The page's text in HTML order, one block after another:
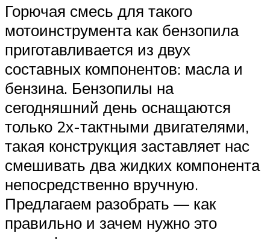
Горючая смесь для такого
мотоинструмента как бензопила
приготавливается из двух
составных компонентов: масла и
бензина. Бензопилы на
сегодняшний день оснащаются
только 2х-тактными двигателями,
такая конструкция заставляет нас
смешивать два жидких компонента
непосредственно вручную.
Предлагаем разобрать — как
правильно и зачем нужно это